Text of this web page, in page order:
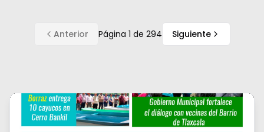
Anterior Página 1 de 294 Siguiente